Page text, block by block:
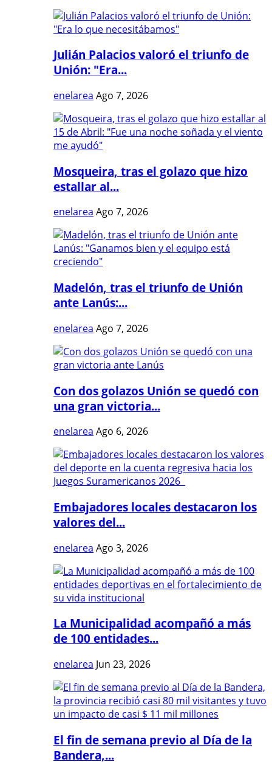
Julián Palacios valoró el triunfo de
Unión: "Era...
enelarea Ago 7, 2026
Mosqueira, tras el golazo que hizo
estallar al...
enelarea Ago 7, 2026
Madelón, tras el triunfo de Unión
ante Lanús:...
enelarea Ago 7, 2026
Con dos golazos Unión se quedó con
una gran victoria...
enelarea Ago 6, 2026
Embajadores locales destacaron los
valores del...
enelarea Ago 3, 2026
La Municipalidad acompañó a más
de 100 entidades...
enelarea Jun 23, 2026
El fin de semana previo al Día de la
Bandera,...